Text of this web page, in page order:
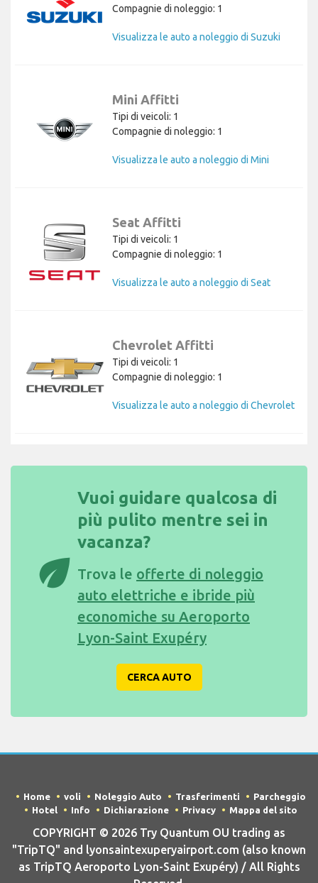
Compagnie di noleggio: 1
Visualizza le auto a noleggio di Suzuki
Mini Affitti
Tipi di veicoli: 1
Compagnie di noleggio: 1
Visualizza le auto a noleggio di Mini
Seat Affitti
Tipi di veicoli: 1
Compagnie di noleggio: 1
Visualizza le auto a noleggio di Seat
Chevrolet Affitti
Tipi di veicoli: 1
Compagnie di noleggio: 1
Visualizza le auto a noleggio di Chevrolet
eco
Vuoi guidare qualcosa di
più pulito mentre sei in
vacanza?
Trova le offerte di noleggio
auto elettriche e ibride più
economiche su Aeroporto
Lyon-Saint Exupéry
CERCA AUTO
Home voli Noleggio Auto Trasferimenti
Parcheggio
Hotel
Info Dichiarazione Privacy Mappa del sito
COPYRIGHT © 2026 Try Quantum OU trading as
"TripTQ" and lyonsaintexuperyairport.com (also known
as TripTQ Aeroporto Lyon-Saint Exupéry) / All Rights